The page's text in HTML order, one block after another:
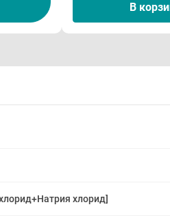
В
хлорид]